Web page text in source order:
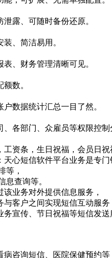
露、可随时备份还原。
、简洁易用。
、财务管理清晰可见。
数。
数据统计汇总一目了然。
各部门、众雇员等权限控制
资条，生日祝福，会员日祝
天心短信软件平台业务是专
等，
息查询等。
业务对外提供信息服务，
客户之间实现短信互动服务
宣传、节日祝福等短信发送
咨询短信、医院保健预约等